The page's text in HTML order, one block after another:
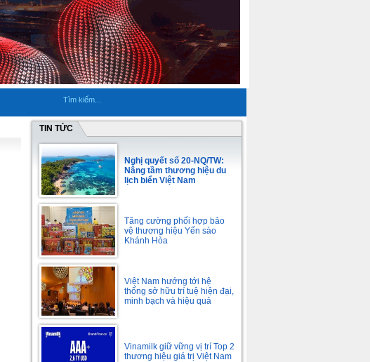
TIN TỨC
Nghị quyết số 20-NQ/TW:
Nâng tầm thương hiệu du
lịch biển Việt Nam
Tăng cường phối hợp bảo
vệ thương hiệu Yến sào
Khánh Hòa
Việt Nam hướng tới hệ
thống sở hữu trí tuệ hiện đại,
minh bạch và hiệu quả
Vinamilk giữ vững vị trí Top 2
thương hiệu giá trị Việt Nam